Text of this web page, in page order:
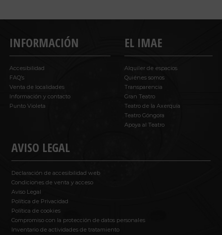
INFORMACIÓN
Accesibilidad
FAQ’s
Venta de localidades
Información y contacto
Punto Violeta
AVISO LEGAL
Declaración de accesibilidad web
Condiciones de venta y acceso
Aviso Legal
Política de Privacidad
Política de cookies
Compromiso con la protección de datos personales
Inventario de actividades de tratamiento
EL IMAE
Alquiler de espacios
Quiénes somos
Transparencia
Gran Teatro
Teatro de la Axerquía
Teatro Góngora
Apoya al Teatro